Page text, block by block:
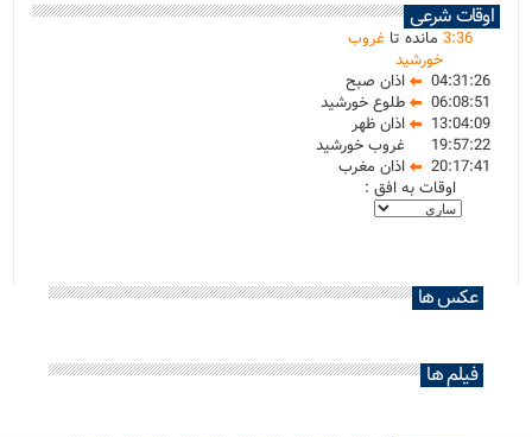
اوقات شرعی
3:36 مانده تاغروب
خورشید
04:31:26
اذان صبح
06:08:51
طلوع خورشید
13:04:09
اذان ظهر
19:57:22
غروب خورشید
20:17:41
اذان مغرب
اوقات به افق :
عکس ها
فیلم ها